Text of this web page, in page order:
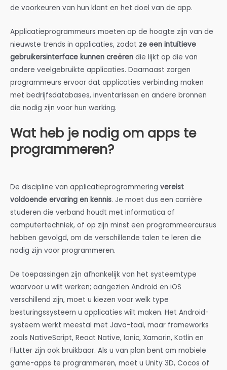
de voorkeuren van hun klant en het doel van de app.
Applicatieprogrammeurs moeten op de hoogte zijn van de
nieuwste trends in applicaties, zodat ze een intuïtieve
gebruikersinterface kunnen creëren die lijkt op die van
andere veelgebruikte applicaties. Daarnaast zorgen
programmeurs ervoor dat applicaties verbinding maken
met bedrijfsdatabases, inventarissen en andere bronnen
die nodig zijn voor hun werking.
Wat heb je nodig om apps te
programmeren?
De discipline van applicatieprogrammering vereist
voldoende ervaring en kennis. Je moet dus een carrière
studeren die verband houdt met informatica of
computertechniek, of op zijn minst een programmeercursus
hebben gevolgd, om de verschillende talen te leren die
nodig zijn voor programmeren.
De toepassingen zijn afhankelijk van het systeemtype
waarvoor u wilt werken; aangezien Android en iOS
verschillend zijn, moet u kiezen voor welk type
besturingssysteem u applicaties wilt maken. Het Android-
systeem werkt meestal met Java-taal, maar frameworks
zoals NativeScript, React Native, Ionic, Xamarin, Kotlin en
Flutter zijn ook bruikbaar. Als u van plan bent om mobiele
game-apps te programmeren, moet u Unity 3D, Cocos of